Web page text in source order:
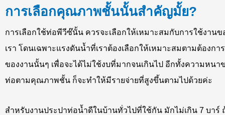
การเลือกคุณภาพชั้นนั้นสำคัญมั้ย?
การเลือกใช้ท่อพีวีซ๊นั้น ควรจะเลือกให้เหมาะสมกับการใช้งานข
เรา โดนเฉพาะแรงดันน้ำที่เราต้องเลือกให้เหมาะสมตามต้องการ
ของงานนั้นๆ เพื่อจะได้ไม่ใช้งบที่มากจนเกินไป อีกทั้งความหนา
ท่อตามคุณภาพชั้น ก็จะทำให้มีรายจ่ายที่สูงขึ้นตามไปด้วยค่ะ
สำหรับงานประปาท่อน้ำดีในบ้านทั่วไปที่ใช้กัน มักไม่เกิน 7 บาร์